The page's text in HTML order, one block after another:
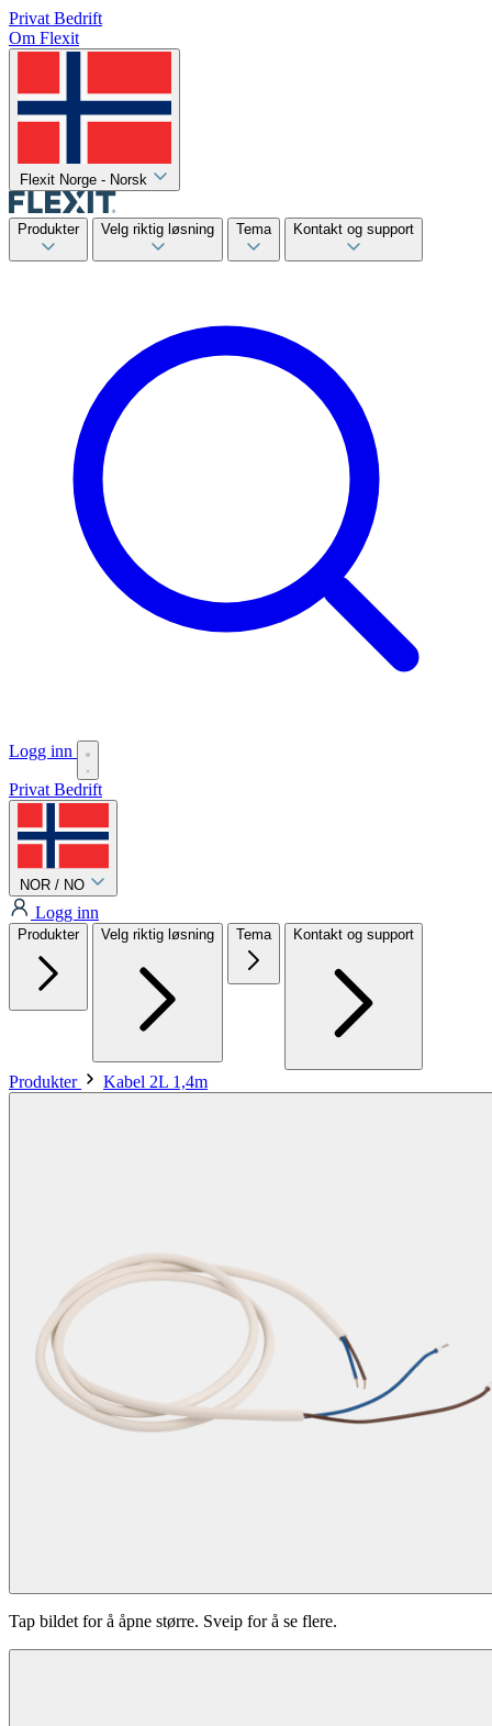
Privat Bedrift
Om Flexit
Flexit Norge - Norsk
Produkter Velg riktig løsning Tema Kontakt og support
Logg inn
Privat Bedrift
NOR / NO
Logg inn
Produkter Velg riktig løsning Tema Kontakt og support
Produkter Kabel 2L 1,4m
Tap bildet for å åpne større. Sveip for å se flere.